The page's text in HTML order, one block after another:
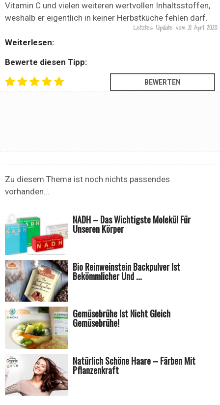
Vitamin C und vielen weiteren wertvollen Inhaltsstoffen,
weshalb er eigentlich in keiner Herbstküche fehlen darf.
Letztes Update vom 21 April 2020
Weiterlesen:
Bewerte diesen Tipp:
Zu diesem Thema ist noch nichts passendes
vorhanden...
NADH – Das Wichtigste Molekül Für
Unseren Körper
Bio Reinweinstein Backpulver Ist
Bekömmlicher Und ...
Gemüsebrühe Ist Nicht Gleich
Gemüsebrühe!
Natürlich Schöne Haare – Färben Mit
Pflanzenkraft